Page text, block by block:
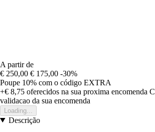
A partir de
€ 250,00 € 175,00 -30%
Poupe 10% com o código EXTRA
+€ 8,75 oferecidos na sua proxima encomenda
validacao da sua encomenda
Loading...
Descrição